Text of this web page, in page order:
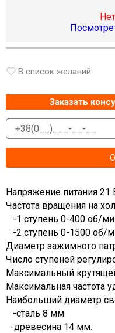
В список желаний
Заказать
Напряжение питания 21
Частота вращения на
-1 ступень 0-400 об/
-2 ступень 0-1500 об/
Диаметр зажимного
Число ступеней
Максимальный
Максимальная частота
Наибольший диаметр
-сталь 8 мм.
-древесина 14 мм.